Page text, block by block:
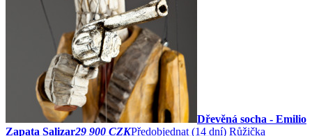
Dřevěná socha - Emilio
Zapata Salizar29 900 CZKPředobjednat (14 dní) Růžička